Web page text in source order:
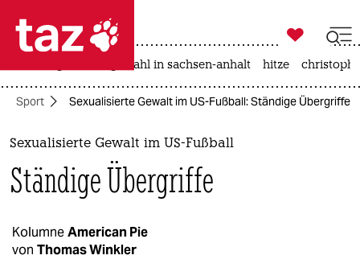
 taz zahl ich
taz zahl ich
themen
politik
gesellschaft

taz zahl ich
landtagswahl in sachsen-anhalt hitze
Sport Sexualisierte Gewalt im US-Fußball: Ständige Übergriffe
Sexualisierte Gewalt im US-Fußball
Ständige Übergriffe
KolumneAmerican Pie
von Thomas Winkler